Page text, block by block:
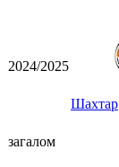
2024/2025
Шахтар
загалом